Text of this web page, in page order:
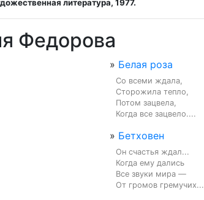
литература, 1977.
Федорова
» Белая роза
Со всеми ждала,
Сторожила тепло,
Потом зацвела,
Когда все зацвело....
» Бетховен
Он счастья ждал...
Когда ему дались
Все звуки мира —
От громов гремучих...